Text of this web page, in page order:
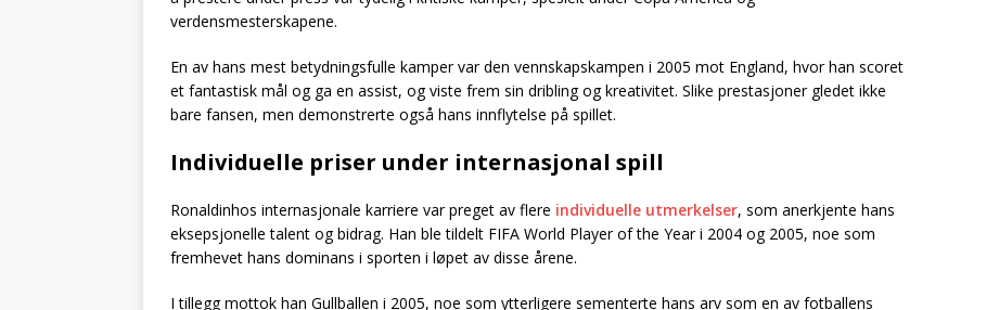
verdensmesterskapene.
En av hans mest betydningsfulle kamper var den vennskapskampen i 2005 mot England, hvor han scoret
et fantastisk mål og ga en assist, og viste frem sin dribling og kreativitet. Slike prestasjoner gledet ikke
bare fansen, men demonstrerte også hans innflytelse på spillet.
Individuelle priser under internasjonal spill
Ronaldinhos internasjonale karriere var preget av flere individuelle utmerkelser, som anerkjente hans
eksepsjonelle talent og bidrag. Han ble tildelt FIFA World Player of the Year i 2004 og 2005, noe som
fremhevet hans dominans i sporten i løpet av disse årene.
I tillegg mottok han Gullballen i 2005, noe som ytterligere sementerte hans arv som en av fotballens